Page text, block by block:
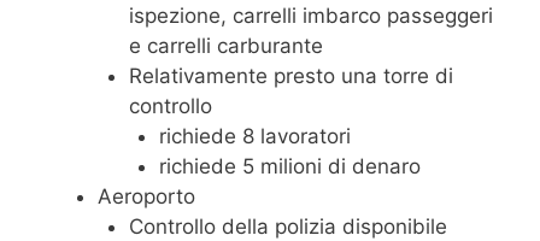
ispezione, carrelli imbarco passeggeri
e carrelli carburante
Relativamente presto una torre di
controllo
richiede 8 lavoratori
richiede 5 milioni di denaro
Aeroporto
Controllo della polizia disponibile